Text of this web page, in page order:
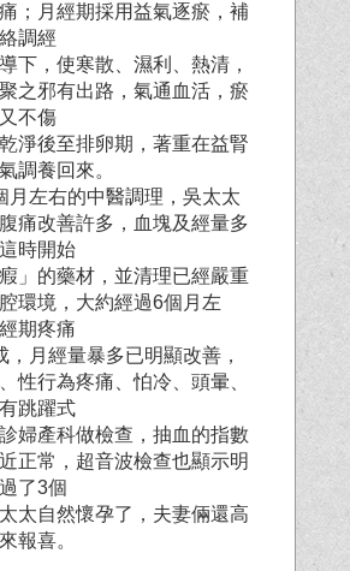
；月經期採用益氣逐瘀，補
調經
下，使寒散、濕利、熱清，
之邪有出路，氣通血活，瘀
不傷
淨後至排卵期，著重在益腎
調養回來。
月左右的中醫調理，吳太太
痛改善許多，血塊及經量多
時開始
」的藥材，並清理已經嚴重
環境，大約經過6個月左
期疼痛
，月經量暴多已明顯改善，
性行為疼痛、怕冷、頭暈、
跳躍式
婦產科做檢查，抽血的指數
正常，超音波檢查也顯示明
了3個
太自然懷孕了，夫妻倆還高
報喜。